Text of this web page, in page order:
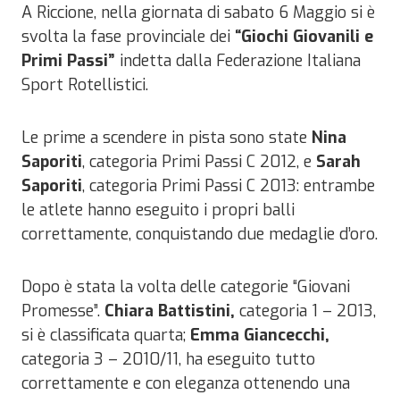
A Riccione, nella giornata di sabato 6 Maggio si è
svolta la fase provinciale dei “Giochi Giovanili e
Primi Passi” indetta dalla Federazione Italiana
Sport Rotellistici.
Le prime a scendere in pista sono state Nina
Saporiti, categoria Primi Passi C 2012, e Sarah
Saporiti, categoria Primi Passi C 2013: entrambe
le atlete hanno eseguito i propri balli
correttamente, conquistando due medaglie d’oro.
Dopo è stata la volta delle categorie “Giovani
Promesse”. Chiara Battistini, categoria 1 – 2013,
si è classificata quarta; Emma Giancecchi,
categoria 3 – 2010/11, ha eseguito tutto
correttamente e con eleganza ottenendo una